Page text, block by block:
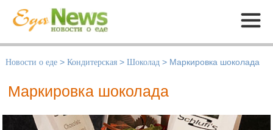
Меню
Новости о еде > Кондитерская > Шоколад > Маркировка шоколада
Маркировка шоколада